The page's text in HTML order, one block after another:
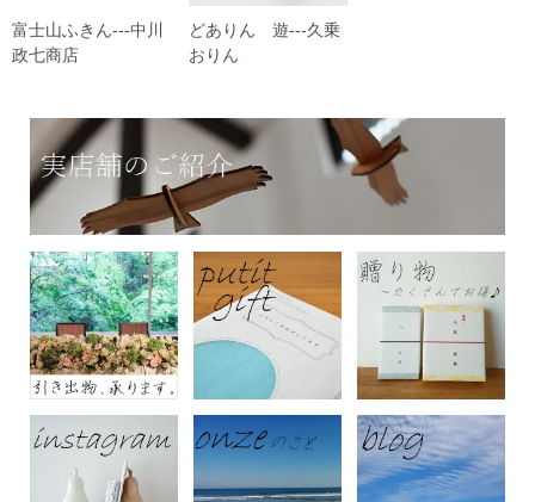
富士山ふきん---中川
政七商店
どありん 遊---久乗
おりん